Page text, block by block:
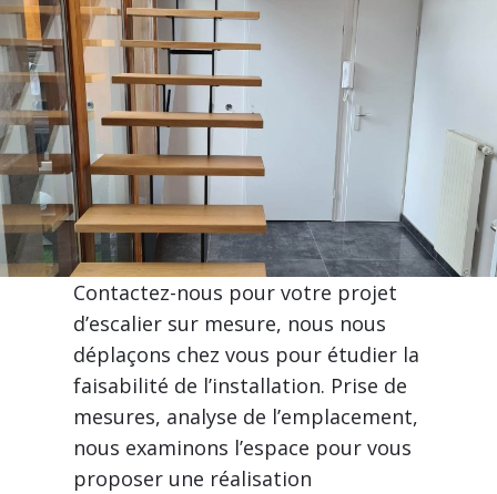
Contactez-nous pour votre projet
d’escalier sur mesure, nous nous
déplaçons chez vous pour étudier la
faisabilité de l’installation. Prise de
mesures, analyse de l’emplacement,
nous examinons l’espace pour vous
proposer une réalisation